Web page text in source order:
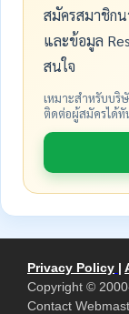
สมัครสมาชิกน
และข้อมูล
สนใจ
เหมาะสำหรับบริ
ติดต่อผู้สมัครได้ทั
Privacy Policy |
Copyright ©
Contact